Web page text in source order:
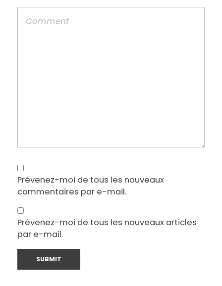
Prévenez-moi de tous les nouveaux
commentaires par e-mail.
Prévenez-moi de tous les nouveaux articles
par e-mail.